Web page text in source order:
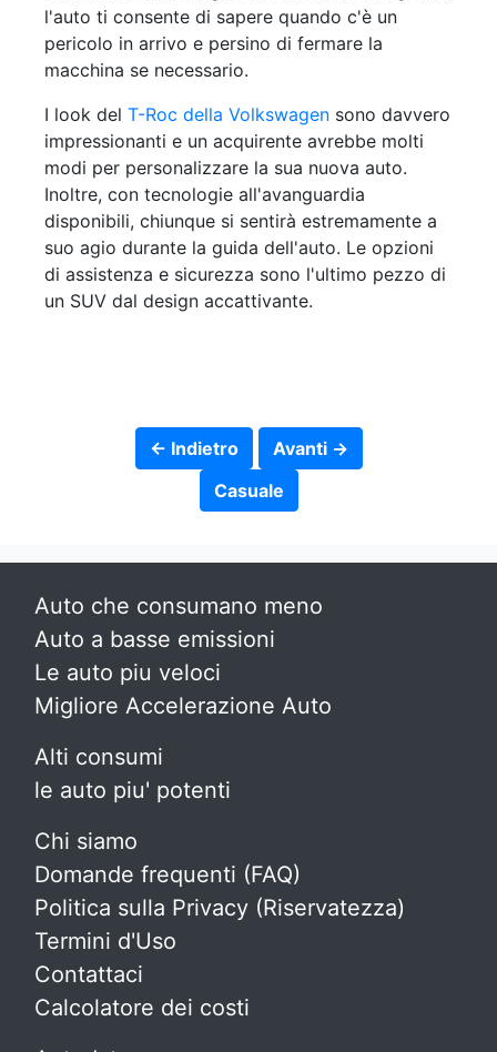
l'auto ti consente di sapere quando c'è un
pericolo in arrivo e persino di fermare la
macchina se necessario.
I look del T-Roc della Volkswagen sono davvero
impressionanti e un acquirente avrebbe molti
modi per personalizzare la sua nuova auto.
Inoltre, con tecnologie all'avanguardia
disponibili, chiunque si sentirà estremamente a
suo agio durante la guida dell'auto. Le opzioni
di assistenza e sicurezza sono l'ultimo pezzo di
un SUV dal design accattivante.
← Indietro
Avanti →
Casuale
Auto che consumano meno
Auto a basse emissioni
Le auto piu veloci
Migliore Accelerazione Auto
Alti consumi
le auto piu' potenti
Chi siamo
Domande frequenti (FAQ)
Politica sulla Privacy (Riservatezza)
Termini d'Uso
Contattaci
Calcolatore dei costi